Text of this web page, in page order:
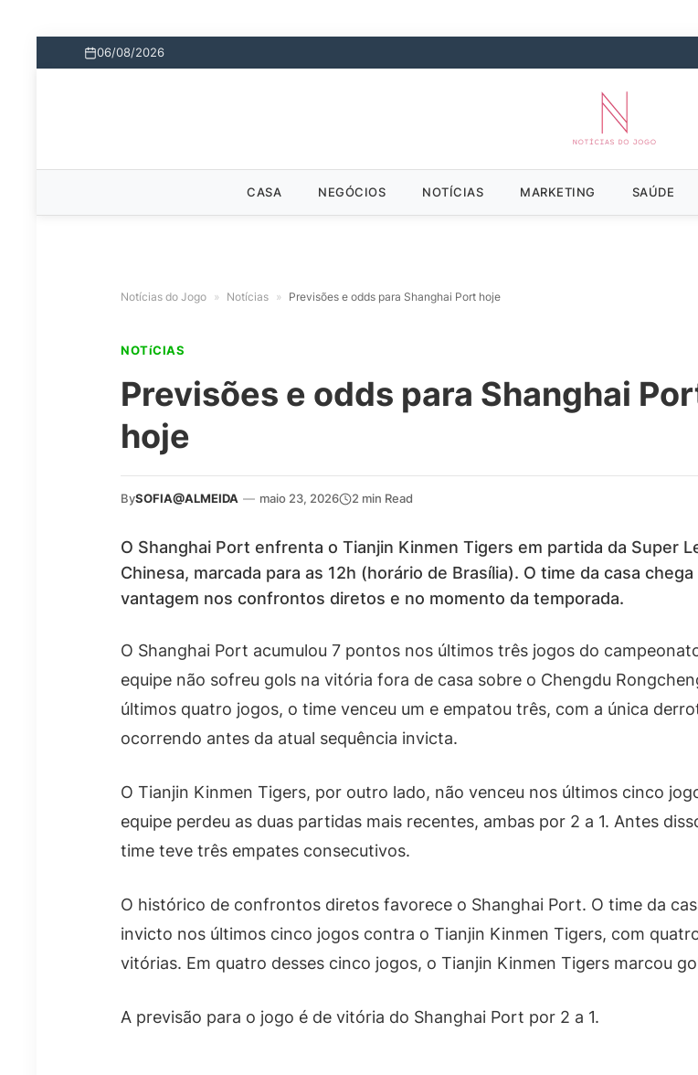
06/08/2026
CASA NEGÓCIOS NOTÍCIAS MARKETING SAÚDE
Notícias do Jogo » Notícias » Previsões e odds para Shanghai Port hoje
NOTíCIAS
Previsões e odds para Shanghai
hoje
BySOFIA@ALMEIDA — maio 23, 2026 2 min Read
O Shanghai Port enfrenta o Tianjin Kinmen Tigers em partida da Super
Chinesa, marcada para as 12h (horário de Brasília). O time da casa chega
vantagem nos confrontos diretos e no momento da temporada.
O Shanghai Port acumulou 7 pontos nos últimos três jogos do
equipe não sofreu gols na vitória fora de casa sobre o Chengdu
últimos quatro jogos, o time venceu um e empatou três, com a única
ocorrendo antes da atual sequência invicta.
O Tianjin Kinmen Tigers, por outro lado, não venceu nos últimos cinco
equipe perdeu as duas partidas mais recentes, ambas por 2 a 1. Antes
time teve três empates consecutivos.
O histórico de confrontos diretos favorece o Shanghai Port. O time da
invicto nos últimos cinco jogos contra o Tianjin Kinmen Tigers, com
vitórias. Em quatro desses cinco jogos, o Tianjin Kinmen Tigers marcou
A previsão para o jogo é de vitória do Shanghai Port por 2 a 1.